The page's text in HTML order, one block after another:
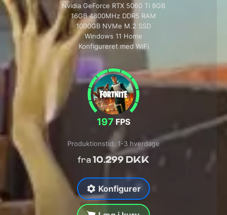
Nvidia GeForce RTX 5060 Ti 8GB
16GB 4800MHz DDR5 RAM
1000GB NVMe M.2 SSD
Windows 11 Home
Konfigureret med WiFi
197 FPS
fra 10.299 DKK
Produktionstid: 1-3 hverdage
Konfigurer